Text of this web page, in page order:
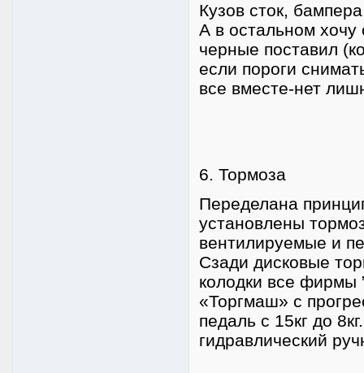
Кузов сток,
А в остальном хочу
черные поставил
если пороги
все вместе-нет
6. Тормоза
Переделана
установлены
вентилируемые и
Сзади дисковые
колодки все фирмы
«Торгмаш» с
педаль с 15кг до
гидравлический